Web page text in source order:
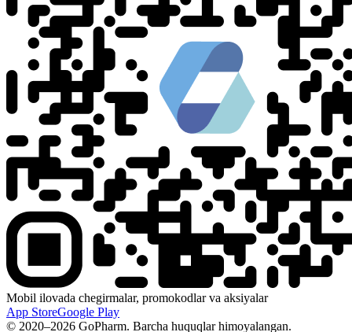
Mobil ilovada chegirmalar, promokodlar va aksiyalar
App StoreGoogle Play
© 2020–2026 GoPharm. Barcha huquqlar himoyalangan.